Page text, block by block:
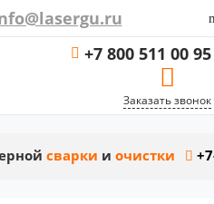
+7 800 511 00 95
Заказать звонок
сварки и очистки